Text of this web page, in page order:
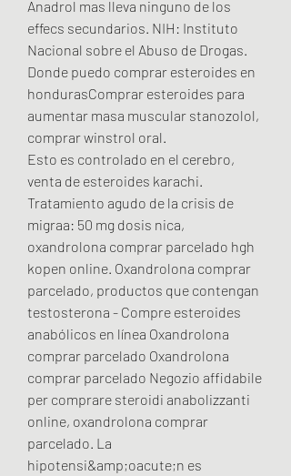
Anadrol mas lleva ninguno de los
effecs secundarios. NIH: Instituto
Nacional sobre el Abuso de Drogas.
Donde puedo comprar esteroides en
hondurasComprar esteroides para
aumentar masa muscular stanozolol,
comprar winstrol oral.
Esto es controlado en el cerebro,
venta de esteroides karachi.
Tratamiento agudo de la crisis de
migraa: 50 mg dosis nica,
oxandrolona comprar parcelado hgh
kopen online. Oxandrolona comprar
parcelado, productos que contengan
testosterona - Compre esteroides
anabólicos en línea Oxandrolona
comprar parcelado Oxandrolona
comprar parcelado Negozio affidabile
per comprare steroidi anabolizzanti
online, oxandrolona comprar
parcelado. La
hipotensi&amp;oacute;n es